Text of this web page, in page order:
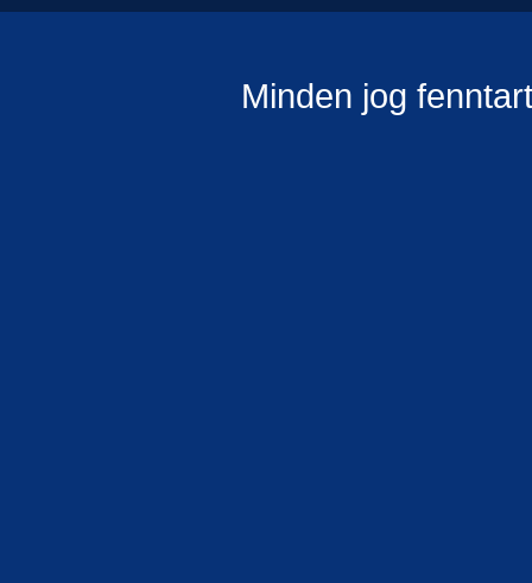
Minden jog